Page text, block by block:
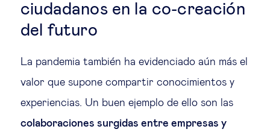
ciudadanos en la co-creación
del futuro
La pandemia también ha evidenciado aún más el
valor que supone compartir conocimientos y
experiencias. Un buen ejemplo de ello son las
colaboraciones surgidas entre empresas y